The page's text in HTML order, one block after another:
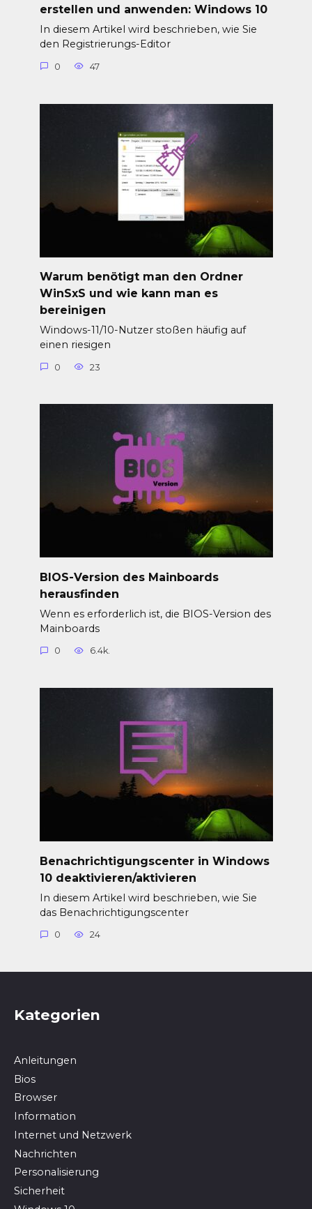
erstellen und anwenden: Windows 10
In diesem Artikel wird beschrieben, wie Sie
den Registrierungs-Editor
0 47
Warum benötigt man den Ordner
WinSxS und wie kann man es
bereinigen
Windows-11/10-Nutzer stoßen häufig auf
einen riesigen
0 23
BIOS-Version des Mainboards
herausfinden
Wenn es erforderlich ist, die BIOS-Version des
Mainboards
0 6.4k.
Benachrichtigungscenter in Windows
10 deaktivieren/aktivieren
In diesem Artikel wird beschrieben, wie Sie
das Benachrichtigungscenter
0 24
Kategorien
Anleitungen
Bios
Browser
In­for­ma­ti­on
Internet und Netzwerk
Nachrichten
Personalisierung
Sicherheit